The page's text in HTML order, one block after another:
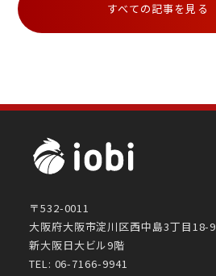
すべての記事を見る
〒532-0011
大阪府大阪市淀川区西中島3丁目18-9
新大阪日大ビル9階
TEL: 06-7166-9941